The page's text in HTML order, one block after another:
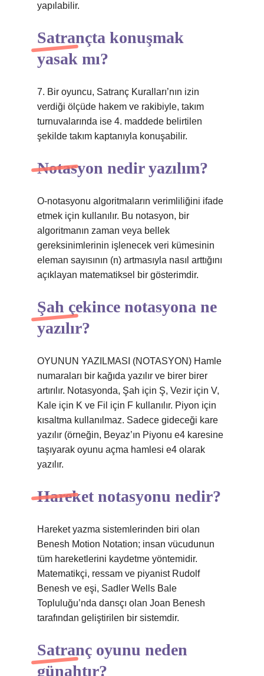
yapılabilir.
Satrançta konuşmak
yasak mı?
7. Bir oyuncu, Satranç Kuralları’nın izin
verdiği ölçüde hakem ve rakibiyle, takım
turnuvalarında ise 4. maddede belirtilen
şekilde takım kaptanıyla konuşabilir.
Notasyon nedir yazılım?
O-notasyonu algoritmaların verimliliğini ifade
etmek için kullanılır. Bu notasyon, bir
algoritmanın zaman veya bellek
gereksinimlerinin işlenecek veri kümesinin
eleman sayısının (n) artmasıyla nasıl arttığını
açıklayan matematiksel bir gösterimdir.
Şah çekince notasyona ne
yazılır?
OYUNUN YAZILMASI (NOTASYON) Hamle
numaraları bir kağıda yazılır ve birer birer
artırılır. Notasyonda, Şah için Ş, Vezir için V,
Kale için K ve Fil için F kullanılır. Piyon için
kısaltma kullanılmaz. Sadece gideceği kare
yazılır (örneğin, Beyaz’ın Piyonu e4 karesine
taşıyarak oyunu açma hamlesi e4 olarak
yazılır.
Hareket notasyonu nedir?
Hareket yazma sistemlerinden biri olan
Benesh Motion Notation; insan vücudunun
tüm hareketlerini kaydetme yöntemidir.
Matematikçi, ressam ve piyanist Rudolf
Benesh ve eşi, Sadler Wells Bale
Topluluğu’nda dansçı olan Joan Benesh
tarafından geliştirilen bir sistemdir.
Satranç oyunu neden
günahtır?